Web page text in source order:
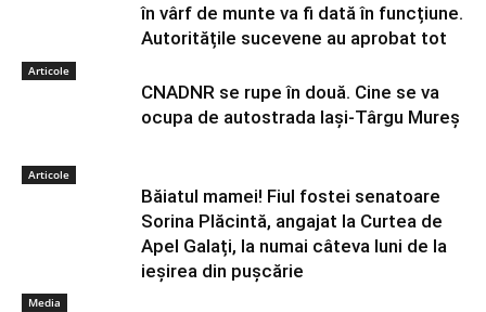
în vârf de munte va fi dată în funcțiune.
Autoritățile sucevene au aprobat tot
Articole
CNADNR se rupe în două. Cine se va
ocupa de autostrada Iași-Târgu Mureș
Articole
Băiatul mamei! Fiul fostei senatoare
Sorina Plăcintă, angajat la Curtea de
Apel Galați, la numai câteva luni de la
ieșirea din pușcărie
Media